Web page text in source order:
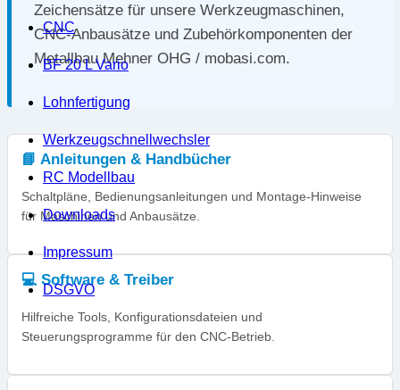
CNC
BF 20 L Vario
Lohnfertigung
Werkzeugschnellwechsler
RC Modellbau
Downloads
Impressum
DSGVO
Zeichensätze für unsere Werkzeugmaschinen,
CNC-Anbausätze und Zubehörkomponenten der
Metallbau Mehner OHG / mobasi.com.
📘 Anleitungen & Handbücher
Schaltpläne, Bedienungsanleitungen und Montage-Hinweise
für Maschinen und Anbausätze.
💻 Software & Treiber
Hilfreiche Tools, Konfigurationsdateien und
Steuerungsprogramme für den CNC-Betrieb.